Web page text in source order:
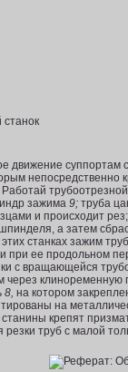
станок
движение суппортам
непосредственно
Работай
зажима 9; труба
и происходит
а затем
этих станках зажим
и при ее продольном
с вращающейся
через клиноременную
8, на котором
на
крепят
труб с малой